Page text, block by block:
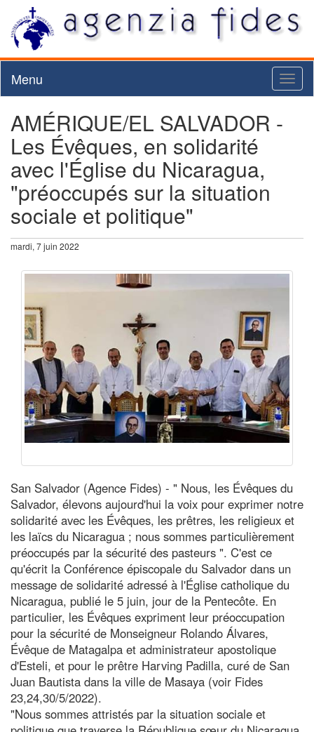
Menu
AMÉRIQUE/EL SALVADOR -
Les Évêques, en solidarité
avec l'Église du Nicaragua,
"préoccupés sur la situation
sociale et politique"
mardi, 7 juin 2022
San Salvador (Agence Fides) - " Nous, les Évêques du
Salvador, élevons aujourd'hui la voix pour exprimer notre
solidarité avec les Évêques, les prêtres, les religieux et
les laïcs du Nicaragua ; nous sommes particulièrement
préoccupés par la sécurité des pasteurs ". C'est ce
qu'écrit la Conférence épiscopale du Salvador dans un
message de solidarité adressé à l'Église catholique du
Nicaragua, publié le 5 juin, jour de la Pentecôte. En
particulier, les Évêques expriment leur préoccupation
pour la sécurité de Monseigneur Rolando Álvares,
Évêque de Matagalpa et administrateur apostolique
d'Esteli, et pour le prêtre Harving Padilla, curé de San
Juan Bautista dans la ville de Masaya (voir Fides
23,24,30/5/2022).
"Nous sommes attristés par la situation sociale et